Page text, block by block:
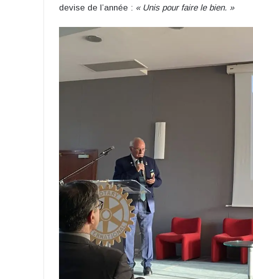
devise de l’année : « Unis pour faire le bien. »